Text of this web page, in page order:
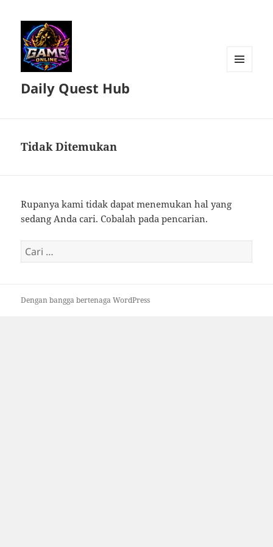
Daily Quest Hub
Tidak Ditemukan
Rupanya kami tidak dapat menemukan hal yang
sedang Anda cari. Cobalah pada pencarian.
Cari
untuk:
Dengan bangga bertenaga WordPress